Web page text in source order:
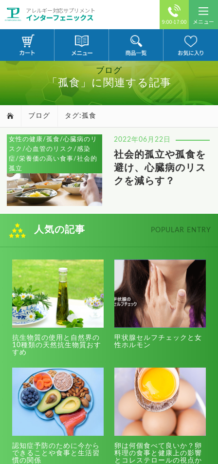
アレルギー対応サプリメント
インターフェニックス 9:00-17:00 メニュー
ブログ
「孤食」に関連する記事
ブログ タグ:孤食
女性の健康/孤食/心臓病のリ
スク/心血管のリスク/感染
症/栄養価の高い食事/社会的
孤立
2022年06月22日
社会的孤立や孤食を
避け、心臓病のリス
クを減らす？
人気の記事 POPULAR ENTRY
抗生物質の使用と自然界の
10種類の天然抗生物質おす
すめ
甲状腺セルフチェックと女
性ホルモン
認知症予防のために今から
できることや食事と生活習
慣の関係
卵は何個食べて良いか？卵
料理の食事と健康上の影響
とコレステロールの視点か